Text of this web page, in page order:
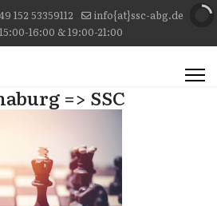
152 53359112
info{at}ssc-abg.de
16:00 & 19:00-21:00
=> SSC